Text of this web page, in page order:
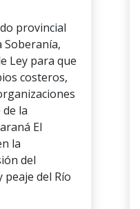
provincial
Soberanía,
Ley para que
costeros,
la
El
la
del
del Río